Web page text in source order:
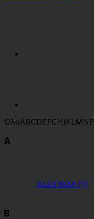
ΌλαABCDEFGH J KL MN P
A
ALEX MAX (1)
B